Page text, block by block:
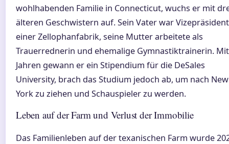
wohlhabenden Familie in Connecticut, wuchs er mit
älteren Geschwistern auf. Sein Vater war Vizepräsident
einer Zellophanfabrik, seine Mutter arbeitete als
Trauerrednerin und ehemalige Gymnastiktrainerin.
Jahren gewann er ein Stipendium für die DeSales
University, brach das Studium jedoch ab, um nach New
York zu ziehen und Schauspieler zu werden.
Leben auf der Farm und Verlust der Immobilie
Das Familienleben auf der texanischen Farm wurde